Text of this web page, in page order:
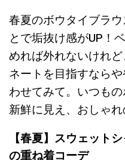
春夏のボウタイブラ
とで垢抜け感がUP！
めれば外れないけれ
ネートを目指すなら
わせてみて。いつも
新鮮に見え、おしゃれ
【春夏】スウェット
の重ね着コーデ